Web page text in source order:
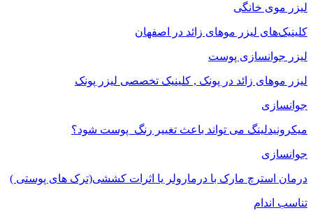
لیزر موی خانگی
کلینیک‌های لیزر موهای زائد در اصفهان
لیزر جوانسازی پوست
لیزر موهای زائد در پونک , کلینیک تخصصی لیزر پونک
جوانسازی
میکرونیدلینگ می تواند باعث تغییر رنگ ‍ پوست شود؟
جوانسازی
درمان استرچ مارک با درمارولر یا اثرات کششی(ترک های پوستی )
تناسب اندام